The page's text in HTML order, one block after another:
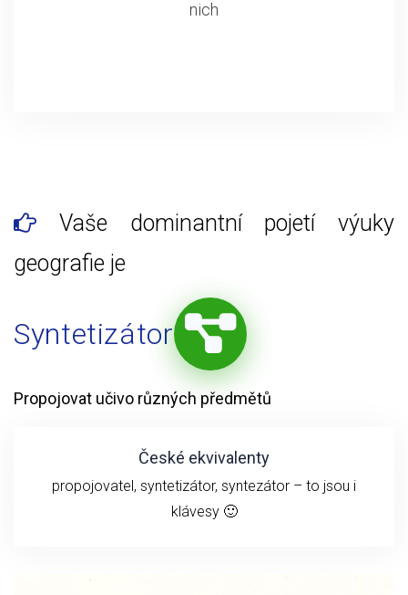
nich
Vaše dominantní pojetí výuky
geografie je
Syntetizátor
Propojovat učivo různých předmětů
České ekvivalenty
propojovatel, syntetizátor, syntezátor – to jsou i
klávesy 🙂